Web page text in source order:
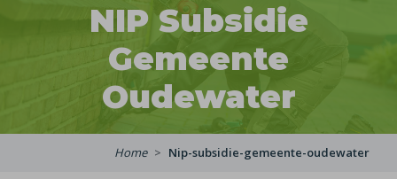
NIP Subsidie
Gemeente
Oudewater
Home Nip-subsidie-gemeente-oudewater